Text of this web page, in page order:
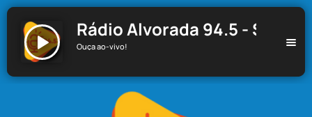
Rádio Alvorada 94.5 - Santa
Ouça ao-vivo!